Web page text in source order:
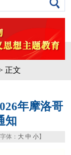
正文
年摩洛哥
知
体： 大 中 小】